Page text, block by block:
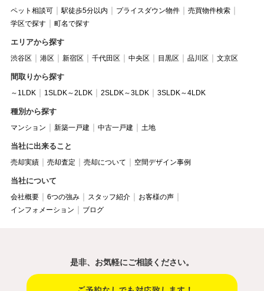
ペット相談可 駅徒歩5分以内 プライスダウン物件
売買物件検索
学区で探す
町名で探す
エリアから探す
渋谷区 港区 新宿区 千代田区 中央区 目黒区 品川区 文京区
間取りから探す
～1LDK 1SLDK～2LDK 2SLDK～3LDK 3SLDK～4LDK
種別から探す
マンション 新築一戸建 中古一戸建 土地
当社に出来ること
売却実績 売却査定 売却について 空間デザイン事例
当社について
会社概要 6つの強み スタッフ紹介
お客様の声
インフォメーション
ブログ
是非、お気軽にご相談ください。